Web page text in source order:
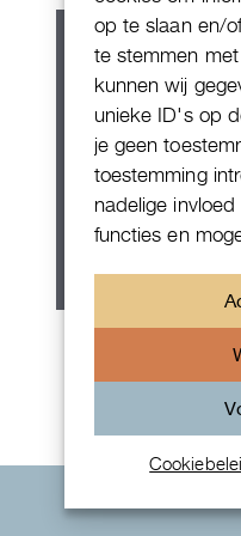
op te slaan en/
te stemmen
kunnen wij
unieke ID's op
je geen
toestemming
nadelige
functies en
Rolex